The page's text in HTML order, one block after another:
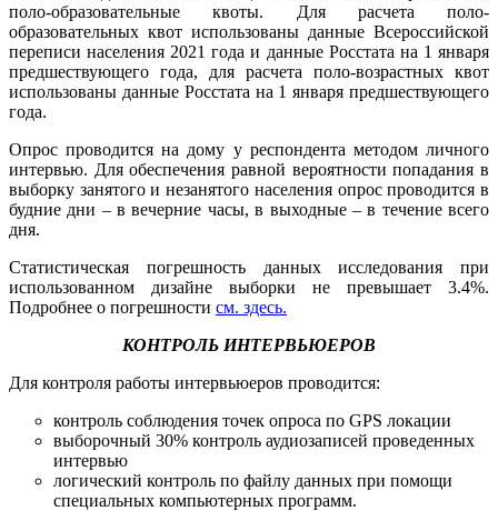
поло-образовательные квоты. Для расчета поло-
образовательных квот использованы данные Всероссийской
переписи населения 2021 года и данные Росстата на 1 января
предшествующего года, для расчета поло-возрастных квот
использованы данные Росстата на 1 января предшествующего
года.
Опрос проводится на дому у респондента методом личного
интервью. Для обеспечения равной вероятности попадания в
выборку занятого и незанятого населения опрос проводится в
будние дни – в вечерние часы, в выходные – в течение всего
дня.
Статистическая погрешность данных исследования при
использованном дизайне выборки не превышает 3.4%.
Подробнее о погрешности см. здесь.
КОНТРОЛЬ ИНТЕРВЬЮЕРОВ
Для контроля работы интервьюеров проводится:
контроль соблюдения точек опроса по GPS локации
выборочный 30% контроль аудиозаписей проведенных
интервью
логический контроль по файлу данных при помощи
специальных компьютерных программ.